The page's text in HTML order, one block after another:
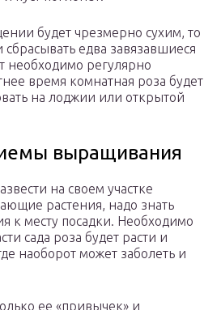
будет чрезмерно сухим, то
сбрасывать едва завязавшиеся
необходимо регулярно
время комнатная роза будет
на лоджии или открытой
выращивания
на своем участке
растения, надо знать
к месту посадки. Необходимо
сада роза будет расти и
наоборот может заболеть и
ее «привычек» и